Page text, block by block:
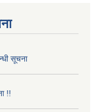
सूचना
!!